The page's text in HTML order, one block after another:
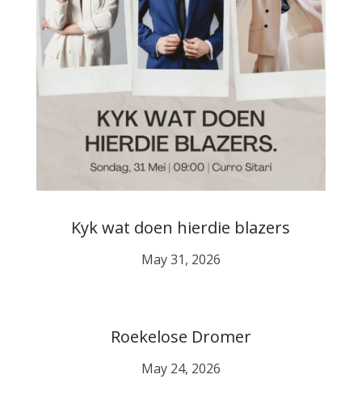
Kyk wat doen hierdie blazers
May 31, 2026
Roekelose Dromer
May 24, 2026